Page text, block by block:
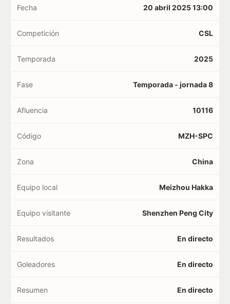
Fecha 20 abril 2025 13:00
Competición CSL
Temporada 2025
Fase Temporada - jornada 8
Afluencia 10116
Código MZH-SPC
Zona China
Equipo local Meizhou Hakka
Equipo visitante Shenzhen Peng City
Resultados En directo
Goleadores En directo
Resumen En directo